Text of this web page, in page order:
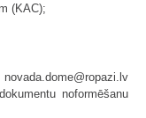
(KAC);
noformēšanu